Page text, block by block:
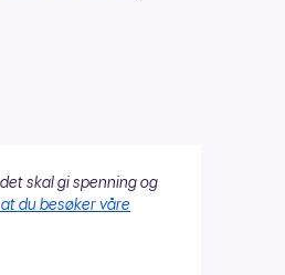
skal gi spenning og
du besøker våre